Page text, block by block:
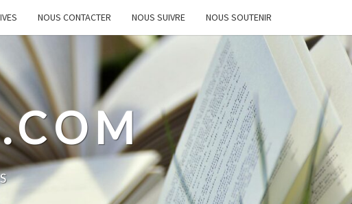
NOUS CONTACTER NOUS SUIVRE NOUS SOUTENIR